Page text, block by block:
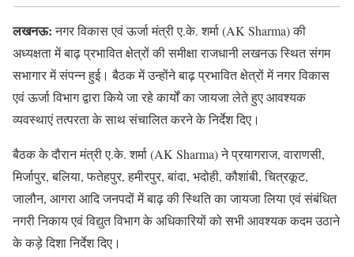
लखनऊ:नगर विकास एवं ऊर्जा मंत्री ए.के. शर्मा (AK Sharma) की
अध्यक्षता में बाढ़ प्रभावित क्षेत्रों की समीक्षा राजधानी लखनऊ स्थित संगम
सभागार में संपन्न हुई। बैठक में उन्होंने बाढ़ प्रभावित क्षेत्रों में नगर विकास
एवं ऊर्जा विभाग द्वारा किये जा रहे कार्यों का जायजा लेते हुए आवश्यक
व्यवस्थाएं तत्परता के साथ संचालित करने के निर्देश दिए।
बैठक के दौरान मंत्री ए.के. शर्मा (AK Sharma) ने प्रयागराज, वाराणसी,
मिर्जापुर, बलिया, फतेहपुर, हमीरपुर, बांदा, भदोही, कौशांबी, चित्रकूट,
जालौन, आगरा आदि जनपदों में बाढ़ की स्थिति का जायजा लिया एवं संबंधित
नगरी निकाय एवं विद्युत विभाग के अधिकारियों को सभी आवश्यक कदम उठाने
के कड़े दिशा निर्देश दिए।